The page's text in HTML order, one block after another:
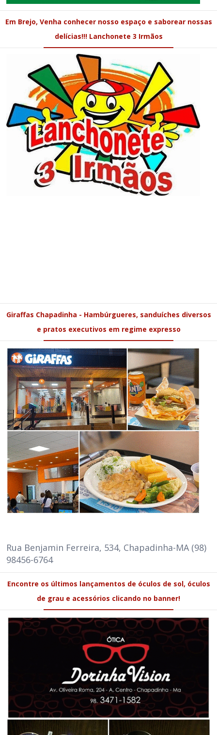
Em Brejo, Venha conhecer nosso espaço e saborear nossas
delícias!!! Lanchonete 3 Irmãos
Giraffas Chapadinha - Hambúrgueres, sanduíches diversos
e pratos executivos em regime expresso
Rua Benjamin Ferreira, 534, Chapadinha-MA (98)
98456-6764
Encontre os últimos lançamentos de óculos de sol, óculos
de grau e acessórios clicando no banner!